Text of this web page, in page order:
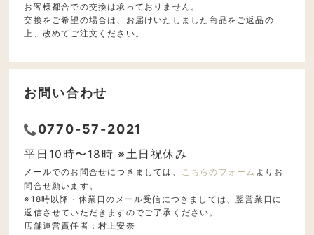
お客様都合での交換は承っておりません。
交換をご希望の場合は、お届けいたしました商品をご返品の
上、改めてご注文ください。
お問い合わせ
0770-57-2021
平日10時〜18時 ※土日祝休み
メールでのお問合せにつきましては、 こちらのフォーム よりお
問合せ願います。
※18時以降・休業日のメール受信につきましては、翌営業日に
返信させていただきますのでご了承ください。
店舗運営責任者：村上安奈